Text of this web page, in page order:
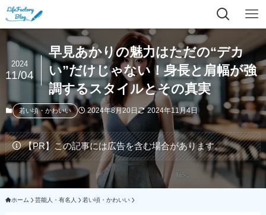
早見あかりの魅力はただの“デカ
い”だけじゃない！身長と肩幅が強
調するスタイルとその真実
2024
11/04
若い頃・かわいい 2024年8月20日 2024年11月4日
【PR】この記事には広告を含む場合があります。
ホーム 芸能人・有名人 若い頃・かわいい